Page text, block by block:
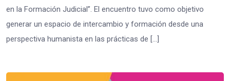
en la Formación Judicial”. El encuentro tuvo como objetivo
generar un espacio de intercambio y formación desde una
perspectiva humanista en las prácticas de […]